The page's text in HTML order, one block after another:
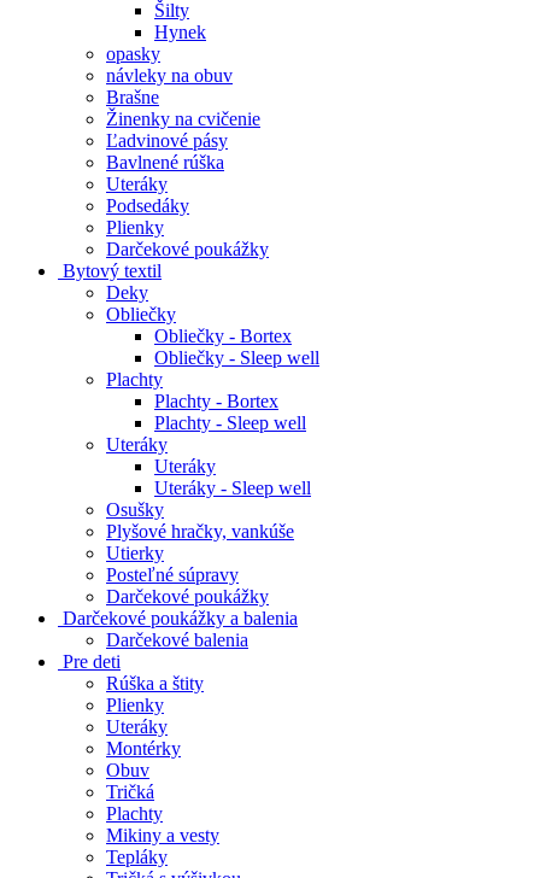
Šilty
Hynek
opasky
návleky na obuv
Brašne
Žinenky na cvičenie
Ľadvinové pásy
Bavlnené rúška
Uteráky
Podsedáky
Plienky
Darčekové poukážky
Bytový textil
Deky
Obliečky
Obliečky - Bortex
Obliečky - Sleep well
Plachty
Plachty - Bortex
Plachty - Sleep well
Uteráky
Uteráky
Uteráky - Sleep well
Osušky
Plyšové hračky, vankúše
Utierky
Posteľné súpravy
Darčekové poukážky
Darčekové poukážky a balenia
Darčekové balenia
Pre deti
Rúška a štity
Plienky
Uteráky
Montérky
Obuv
Tričká
Plachty
Mikiny a vesty
Tepláky